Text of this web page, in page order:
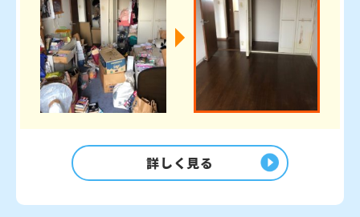
詳しく見る